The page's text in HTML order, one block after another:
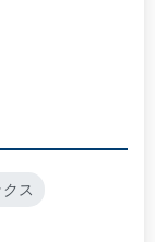
ス